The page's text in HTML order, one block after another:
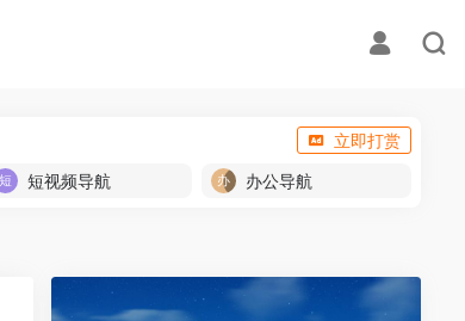
立即打赏
短视频导航 办公导航